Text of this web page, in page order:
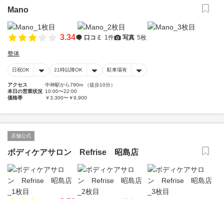
Mano
3.34 口コミ 1件 写真 5枚
整体
日祝OK 21時以降OK 駐車場有
アクセス
中神駅から790m （徒歩10分）
本日の営業状況 10:00〜22:00
価格帯
￥3,300〜￥9,900
店舗公式
ボディケアサロン Refrise 昭島店